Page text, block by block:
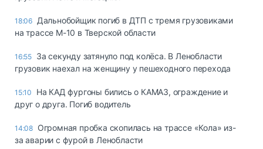
18:06 Дальнобойщик погиб в ДТП с тремя грузовиками
на трассе М-10 в Тверской области
16:55 За секунду затянуло под колёса. В Ленобласти
грузовик наехал на женщину у пешеходного перехода
15:10
На КАД фургоны бились о КАМАЗ, ограждение и
друг о друга. Погиб водитель
14:08 Огромная пробка скопилась на трассе «Кола» из-
за аварии с фурой в Ленобласти